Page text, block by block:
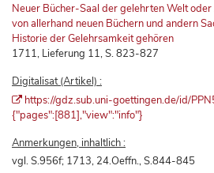
Neuer Bücher-Saal der gelehrten Welt
von allerhand neuen Büchern und andern
Historie der Gelehrsamkeit gehören
1711, Lieferung 11, S. 823-827
Digitalisat (Artikel) :
https://gdz.sub.uni-goettingen.de/id/
{"pages":[881],"view":"info"}
Anmerkungen, inhaltlich :
vgl. S.956f; 1713, 24.Oeffn., S.844-845